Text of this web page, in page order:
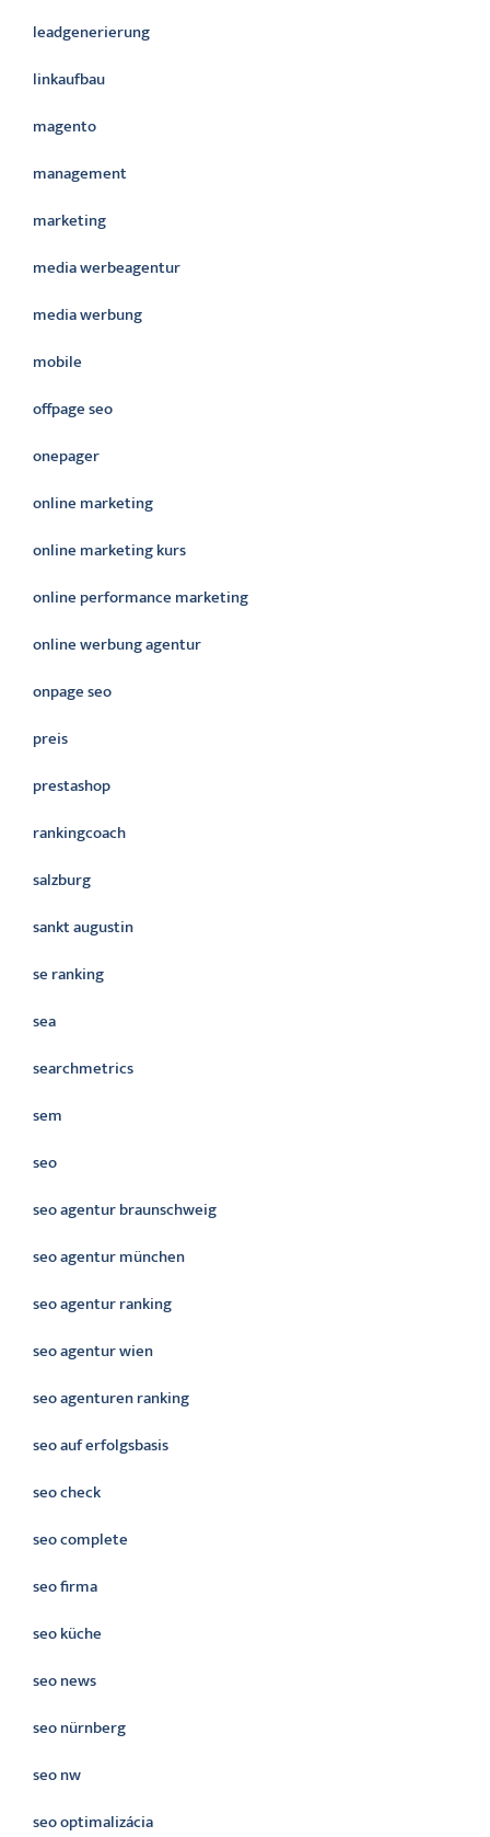
leadgenerierung
linkaufbau
magento
management
marketing
media werbeagentur
media werbung
mobile
offpage seo
onepager
online marketing
online marketing kurs
online performance marketing
online werbung agentur
onpage seo
preis
prestashop
rankingcoach
salzburg
sankt augustin
se ranking
sea
searchmetrics
sem
seo
seo agentur braunschweig
seo agentur münchen
seo agentur ranking
seo agentur wien
seo agenturen ranking
seo auf erfolgsbasis
seo check
seo complete
seo firma
seo küche
seo news
seo nürnberg
seo nw
seo optimalizácia